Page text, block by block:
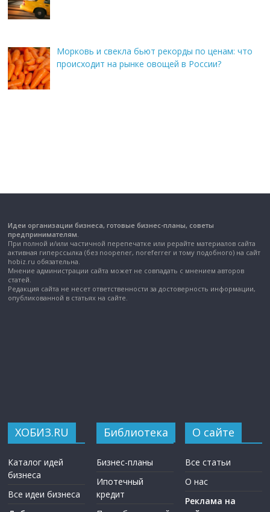
Морковь и свекла бьют рекорды по ценам: что
происходит на рынке овощей в России?
Идеи организации бизнеса, готовые бизнес-планы, советы
предпринимателям.
При полной и/или частичной перепечатке или рерайте материалов сайта
активная гиперссылка (без noopener, noreferrer и тому подобного) на сайт
hobiz.ru обязательна.
Мнение администрации сайта может не совпадать с мнением авторов
статей.
Редакция сайта не несет ответственности за достоверность информации,
опубликованной в статьях на сайте.
ХОБИЗ.RU
Каталог идей
бизнеса
Все идеи бизнеса
Библиотека
Бизнес-планы
Ипотечный
кредит
О сайте
Все статьи
О нас
Реклама на